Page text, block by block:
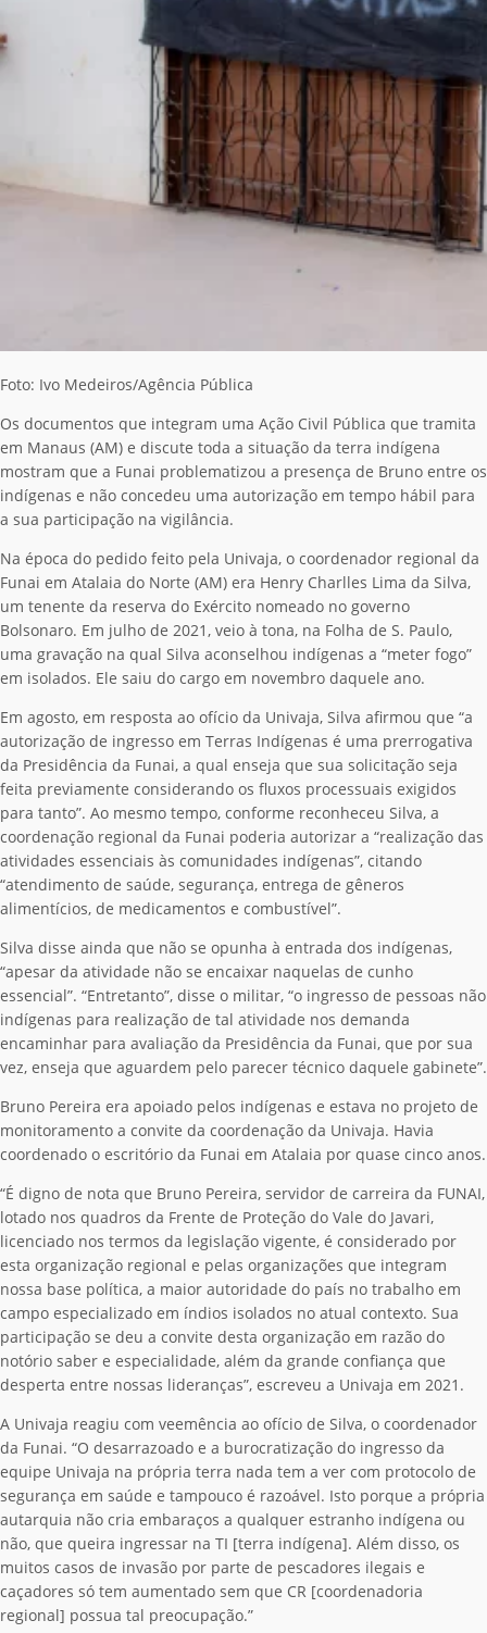
Foto: Ivo Medeiros/Agência Pública
Os documentos que integram uma Ação Civil Pública que tramita
em Manaus (AM) e discute toda a situação da terra indígena
mostram que a Funai problematizou a presença de Bruno entre os
indígenas e não concedeu uma autorização em tempo hábil para
a sua participação na vigilância.
Na época do pedido feito pela Univaja, o coordenador regional da
Funai em Atalaia do Norte (AM) era Henry Charlles Lima da Silva,
um tenente da reserva do Exército nomeado no governo
Bolsonaro. Em julho de 2021, veio à tona, na Folha de S. Paulo,
uma gravação na qual Silva aconselhou indígenas a “meter fogo”
em isolados. Ele saiu do cargo em novembro daquele ano.
Em agosto, em resposta ao ofício da Univaja, Silva afirmou que “a
autorização de ingresso em Terras Indígenas é uma prerrogativa
da Presidência da Funai, a qual enseja que sua solicitação seja
feita previamente considerando os fluxos processuais exigidos
para tanto”. Ao mesmo tempo, conforme reconheceu Silva, a
coordenação regional da Funai poderia autorizar a “realização das
atividades essenciais às comunidades indígenas”, citando
“atendimento de saúde, segurança, entrega de gêneros
alimentícios, de medicamentos e combustível”.
Silva disse ainda que não se opunha à entrada dos indígenas,
“apesar da atividade não se encaixar naquelas de cunho
essencial”. “Entretanto”, disse o militar, “o ingresso de pessoas não
indígenas para realização de tal atividade nos demanda
encaminhar para avaliação da Presidência da Funai, que por sua
vez, enseja que aguardem pelo parecer técnico daquele gabinete”.
Bruno Pereira era apoiado pelos indígenas e estava no projeto de
monitoramento a convite da coordenação da Univaja. Havia
coordenado o escritório da Funai em Atalaia por quase cinco anos.
“É digno de nota que Bruno Pereira, servidor de carreira da FUNAI,
lotado nos quadros da Frente de Proteção do Vale do Javari,
licenciado nos termos da legislação vigente, é considerado por
esta organização regional e pelas organizações que integram
nossa base política, a maior autoridade do país no trabalho em
campo especializado em índios isolados no atual contexto. Sua
participação se deu a convite desta organização em razão do
notório saber e especialidade, além da grande confiança que
desperta entre nossas lideranças”, escreveu a Univaja em 2021.
A Univaja reagiu com veemência ao ofício de Silva, o coordenador
da Funai. “O desarrazoado e a burocratização do ingresso da
equipe Univaja na própria terra nada tem a ver com protocolo de
segurança em saúde e tampouco é razoável. Isto porque a própria
autarquia não cria embaraços a qualquer estranho indígena ou
não, que queira ingressar na TI [terra indígena]. Além disso, os
muitos casos de invasão por parte de pescadores ilegais e
caçadores só tem aumentado sem que CR [coordenadoria
regional] possua tal preocupação.”